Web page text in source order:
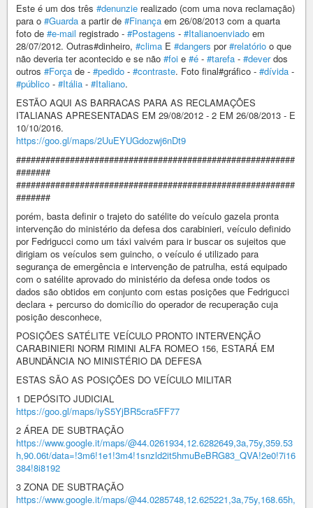
Este é um dos três #denunzie realizado (com uma nova reclamação)
para o #Guarda a partir de #Finança em 26/08/2013 com a quarta
foto de #e-mail registrado - #Postagens - #Italianoenviado em
28/07/2012. Outras#dinheiro, #clima E #dangers por#relatório o que
não deveria ter acontecido e se não #foi e #é - #tarefa - #deverdos
outros #Força de - #pedido - #contraste. Foto final#gráfico - #dívida -
#público - #Itália - #Italiano.
ESTÃO AQUI AS BARRACAS PARA AS RECLAMAÇÕES
ITALIANAS APRESENTADAS EM 29/08/2012 - 2 EM 26/08/2013 - E
10/10/2016.
https://goo.gl/maps/2UuEYUGdozwj6nDt9
#########################################################
#######
#########################################################
#######
porém, basta definir o trajeto do satélite do veículo gazela pronta
intervenção do ministério da defesa dos carabinieri, veículo definido
por Fedrigucci como um táxi vaivém para ir buscar os sujeitos que
dirigiam os veículos sem guincho, o veículo é utilizado para
segurança de emergência e intervenção de patrulha, está equipado
com o satélite aprovado do ministério da defesa onde todos os
dados são obtidos em conjunto com estas posições que Fedrigucci
declara + percurso do domicílio do operador de recuperação cuja
posição desconhece,
POSIÇÕES SATÉLITE VEÍCULO PRONTO INTERVENÇÃO
CARABINIERI NORM RIMINI ALFA ROMEO 156, ESTARÁ EM
ABUNDÂNCIA NO MINISTÉRIO DA DEFESA
ESTAS SÃO AS POSIÇÕES DO VEÍCULO MILITAR
1 DEPÓSITO JUDICIAL
https://goo.gl/maps/iyS5YjBR5cra5FF77
2 ÁREA DE SUBTRAÇÃO
https://www.google.it/maps/@44.0261934,12.6282649,3a,75y,359.53
h,90.06t/data=!3m6!1e1!3m4!1snzld2it5hmuBeBRG83_QVA!2e0!7i16
384!8i8192
3 ZONA DE SUBTRAÇÃO
https://www.google.it/maps/@44.0285748,12.625221,3a,75y,168.65h,